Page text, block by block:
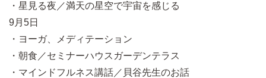
・星見る夜／満天の星空で宇宙を感じる
9月5日
・ヨーガ、メディテーション
・朝食／セミナーハウスガーデンテラス
・マインドフルネス講話／貝谷先生のお話